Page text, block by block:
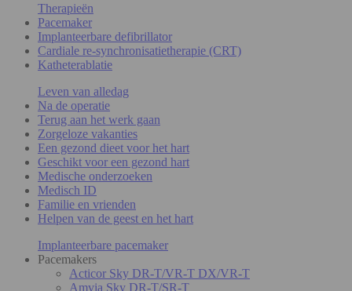
Therapieën
Pacemaker
Implanteerbare defibrillator
Cardiale re-synchronisatietherapie (CRT)
Katheterablatie
Leven van alledag
Na de operatie
Terug aan het werk gaan
Zorgeloze vakanties
Een gezond dieet voor het hart
Geschikt voor een gezond hart
Medische onderzoeken
Medisch ID
Familie en vrienden
Helpen van de geest en het hart
Implanteerbare pacemaker
Pacemakers
Acticor Sky DR-T/VR-T DX/VR-T
Amvia Sky DR-T/SR-T